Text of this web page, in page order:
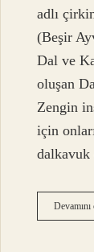
adlı
(Beşir
Dal ve
oluşan
Zengin
için